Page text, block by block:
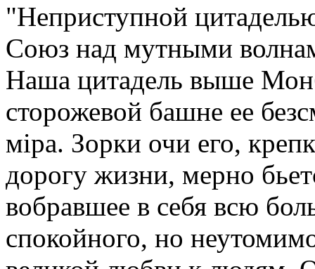
"Неприступной
Союз над мутными
Наша цитадель выше
сторожевой башне ее
мiра. Зорки очи его,
дорогу жизни, мерно
вобравшее в себя всю
спокойного, но